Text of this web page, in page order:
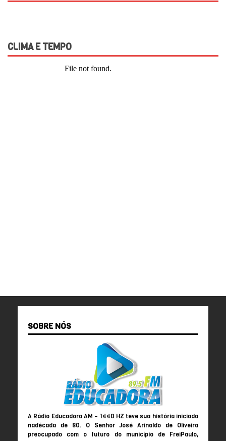
CLIMA E TEMPO
SOBRE NÓS
A Rádio Educadora AM – 1440 HZ teve sua história iniciada
nadécada de 80. O Senhor José Arinaldo de Oliveira
preocupado com o futuro do município de FreiPaulo,